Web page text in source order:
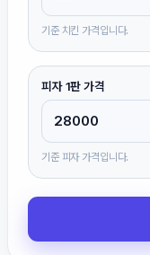
기준 치킨 가격입니다.
피자 1판 가격
기준 피자 가격입니다.